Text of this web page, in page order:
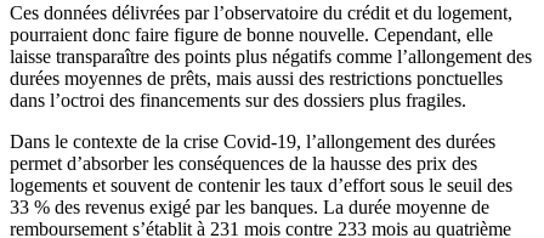
Ces données délivrées par l’observatoire du crédit et du logement,
pourraient donc faire figure de bonne nouvelle. Cependant, elle
laisse transparaître des points plus négatifs comme l’allongement des
durées moyennes de prêts, mais aussi des restrictions ponctuelles
dans l’octroi des financements sur des dossiers plus fragiles.
Dans le contexte de la crise Covid-19, l’allongement des durées
permet d’absorber les conséquences de la hausse des prix des
logements et souvent de contenir les taux d’effort sous le seuil des
33 % des revenus exigé par les banques. La durée moyenne de
remboursement s’établit à 231 mois contre 233 mois au quatrième